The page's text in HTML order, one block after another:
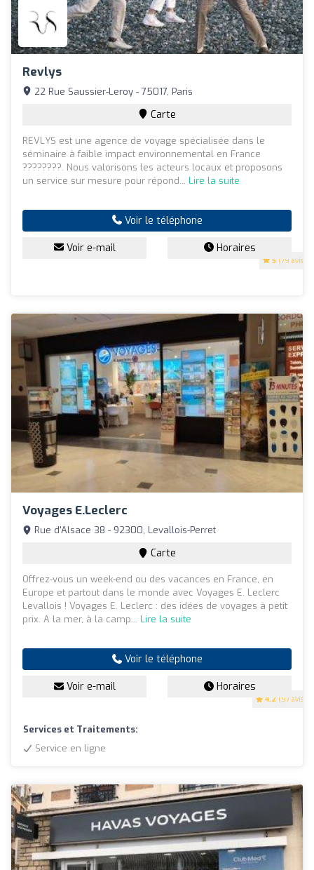
Revlys
5 (79 avis)
22 Rue Saussier-Leroy - 75017, Paris
Carte
REVLYS est une agence de voyage spécialisée dans le
séminaire à faible impact environnemental en France
????????. Nous valorisons les acteurs locaux et proposons
un service sur mesure pour répond... Lire la suite
Voir le téléphone
Voir e-mail Horaires
Voyages E.Leclerc
4.2 (97 avis)
Rue d'Alsace 38 - 92300, Levallois-Perret
Carte
Offrez-vous un week-end ou des vacances en France, en
Europe et partout dans le monde avec Voyages E. Leclerc
Levallois ! Voyages E. Leclerc : des idées de voyages à petit
prix. A la mer, à la camp... Lire la suite
Voir le téléphone
Voir e-mail Horaires
Services et Traitements:
Service en ligne